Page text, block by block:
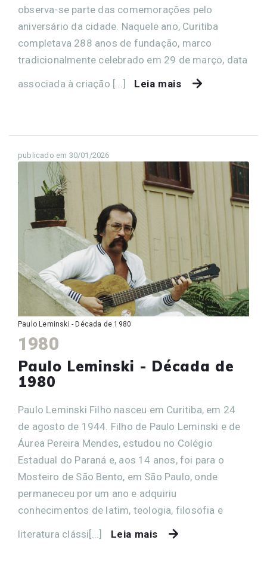
observa-se parte das comemorações pelo
aniversário da cidade. Naquele ano, Curitiba
completava 288 anos de fundação, marco
tradicionalmente celebrado em 29 de março, data
associada à criação [...]
Leia mais
publicado em 30/01/2026
Paulo Leminski - Década de 1980
1980
Paulo Leminski - Década de
1980
Paulo Leminski Filho nasceu em Curitiba, em 24
de agosto de 1944. Filho de Paulo Leminski e de
Áurea Pereira Mendes, estudou no Colégio
Estadual do Paraná e, aos 14 anos, foi para o
Mosteiro de São Bento, em São Paulo, onde
permaneceu por um ano e adquiriu
conhecimentos de latim, teologia, filosofia e
literatura clássi[...]
Leia mais